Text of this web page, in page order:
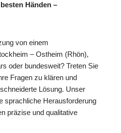
Händen –
von einem
– Ostheim (Rhön),
oder bundesweit? Treten Sie
Fragen zu klären und
Lösung. Unser
sprachliche Herausforderung
präzise und qualitative